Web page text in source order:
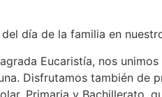
día de la familia en
Eucaristía, nos
Disfrutamos también de
Primaria y Bachillerato,